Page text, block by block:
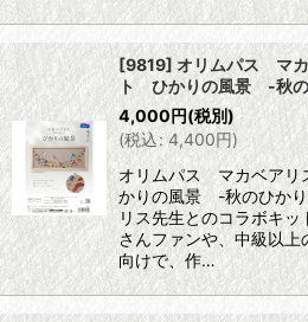
[9819] オリムパス マ
ト ひかりの風景 -秋
4,000円(税別)
(税込: 4,400円)
オリムパス マカベア
かりの風景 -秋のひか
リス先生とのコラボキ
さんファンや、中級以
向けで、作…